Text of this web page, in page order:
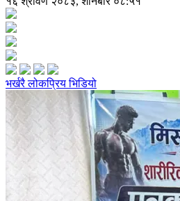
भर्खरैलोकप्रियभिडियो